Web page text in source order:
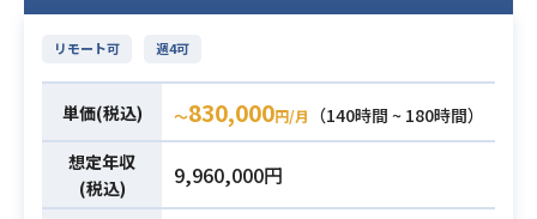
・InAppMessaging
・InAppUpdate
・RemoteConfig
・Analytics
・Crashlytics
・Dagger & Hilt
業務内容
割です。
下記の業務を担っていただく想定で
す。
・TypeScript/Node.jsを用いたWeb
アプリケーションの設計および実装
・AI組み込みを前提としたUI設計とA
PIの開発
リモート可 週4可
単価(税込) 〜830,000円/月
（140時間 ~ 180時間）
想定年収
(税込)
9,960,000円